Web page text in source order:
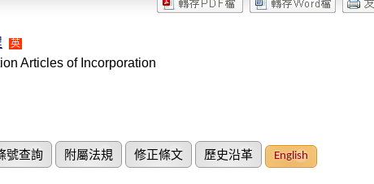
英
Articles of Incorporation
號查詢 附屬法規 修正條文 歷史沿革 English